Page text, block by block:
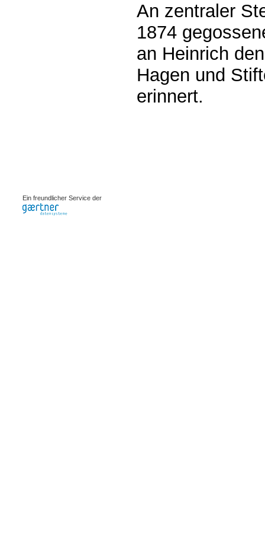
An zentraler
1874
an Heinrich
Hagen und
erinnert.
Ein freundlicher Service der